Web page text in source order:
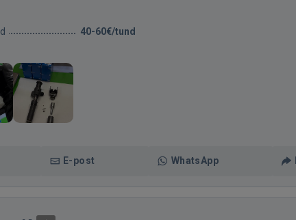
40-60€/tund
E-post WhatsApp